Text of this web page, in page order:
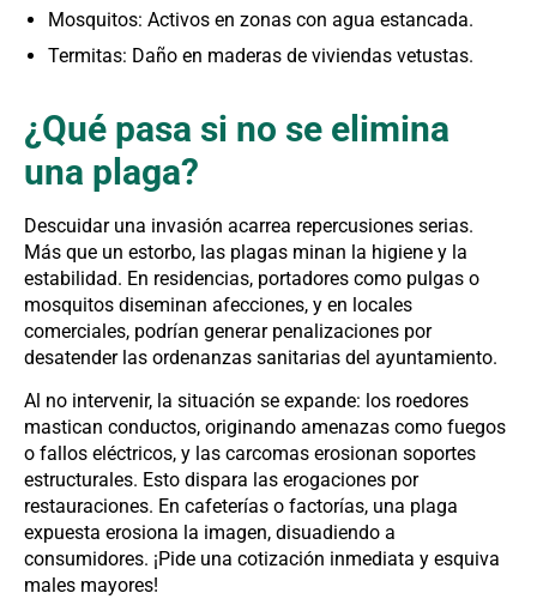
Mosquitos: Activos en zonas con agua estancada.
Termitas: Daño en maderas de viviendas vetustas.
¿Qué pasa si no se elimina
una plaga?
Descuidar una invasión acarrea repercusiones serias.
Más que un estorbo, las plagas minan la higiene y la
estabilidad. En residencias, portadores como pulgas o
mosquitos diseminan afecciones, y en locales
comerciales, podrían generar penalizaciones por
desatender las ordenanzas sanitarias del ayuntamiento.
Al no intervenir, la situación se expande: los roedores
mastican conductos, originando amenazas como fuegos
o fallos eléctricos, y las carcomas erosionan soportes
estructurales. Esto dispara las erogaciones por
restauraciones. En cafeterías o factorías, una plaga
expuesta erosiona la imagen, disuadiendo a
consumidores. ¡Pide una cotización inmediata y esquiva
males mayores!